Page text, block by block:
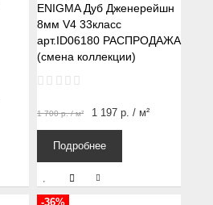
ENIGMA Дуб Дженерейшн
8мм V4 33класс
арт.ID06180 РАСПРОДАЖА
(смена коллекции)
1 700р./ м² 1 197 р. / м²
Подробнее
-36%